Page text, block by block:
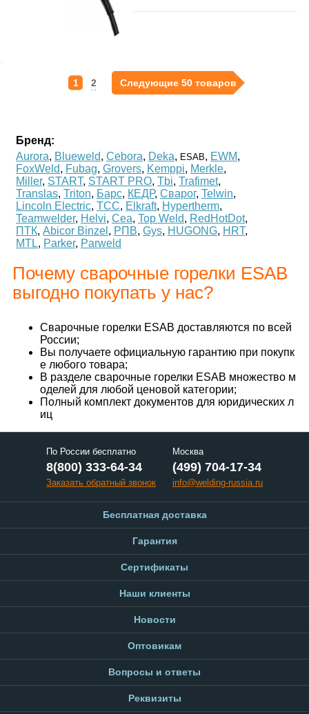
1 2 Следующие 50 товаров
Бренд:
Aurora, Blueweld, Cebora, Deka, ESAB, EWM,
FoxWeld, Fubag, Grovers, Kemppi, Merkle,
Miller, START, START PRO, Tbi, Trafimet,
Translas, Triton, Барс, КЕДР, Сварог, Telwin,
Lincoln Electric, ТСС, Elkraft, Hypertherm,
Teamwelder, Helvi, Cea, Top Weld, RedHotDot,
ПТК, Abicor Binzel , РПВ, Gys, HUGONG, HRT,
MTL, Parker, Parweld
Почему сварочные горелки ESAB
выгодно покупать у нас?
Сварочные горелки ESAB доставляются по всей
России;
Вы получаете официальную гарантию при покупк
е любого товара;
В разделе сварочные горелки ESAB множество м
оделей для любой ценовой категории;
Полный комплект документов для юридических л
иц
По России бесплатно
8(800) 333-64-34
Заказать обратный звонок
Москва
(499) 704-17-34
info@welding-russia.ru
Бесплатная доставка
Гарантия
Сертификаты
Наши клиенты
Новости
Оптовикам
Вопросы и ответы
Реквизиты